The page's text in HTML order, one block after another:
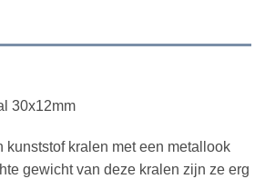
30x12mm
kunststof kralen met een metallook
gewicht van deze kralen zijn ze erg